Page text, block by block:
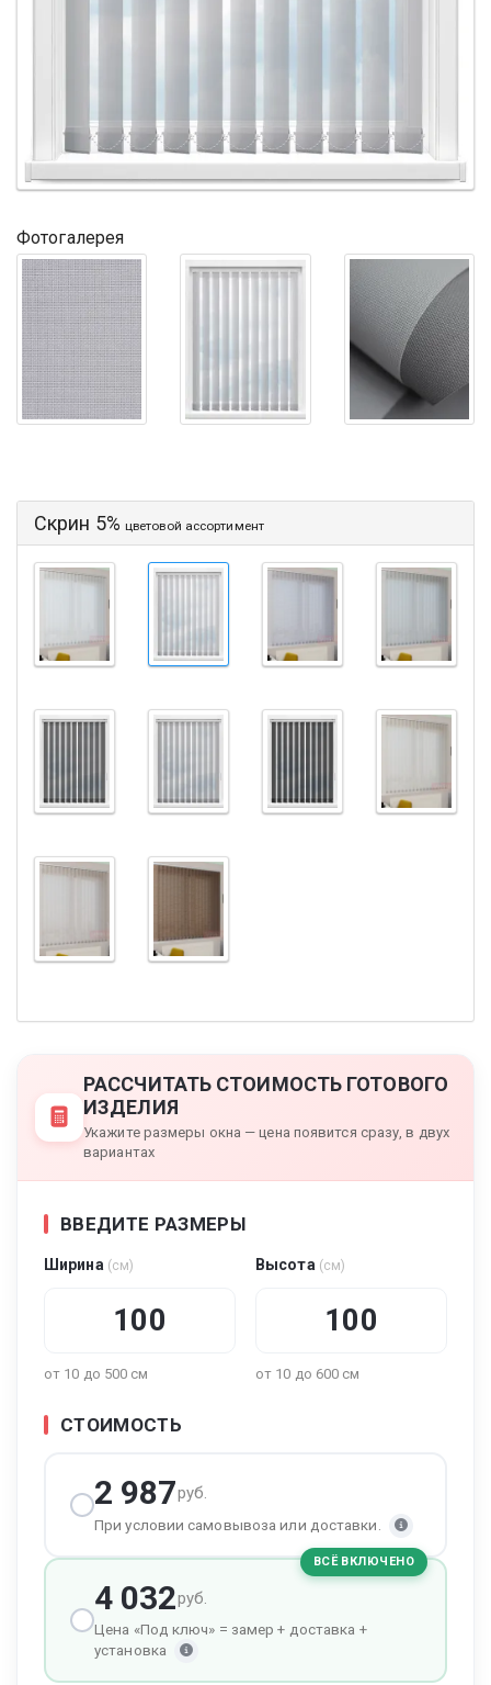
Фотогалерея
Скрин 5% цветовой ассортимент
РАССЧИТАТЬ СТОИМОСТЬ ГОТОВОГО
ИЗДЕЛИЯ
Укажите размеры окна — цена появится сразу, в двух
вариантах
ВВЕДИТЕ РАЗМЕРЫ
Ширина (см)
от 10 до 500 см
Высота (см)
от 10 до 600 см
СТОИМОСТЬ
2 987руб.
При условии самовывоза или доставки.
ВСЁ ВКЛЮЧЕНО
4 032руб.
Цена «Под ключ» = замер + доставка +
установка